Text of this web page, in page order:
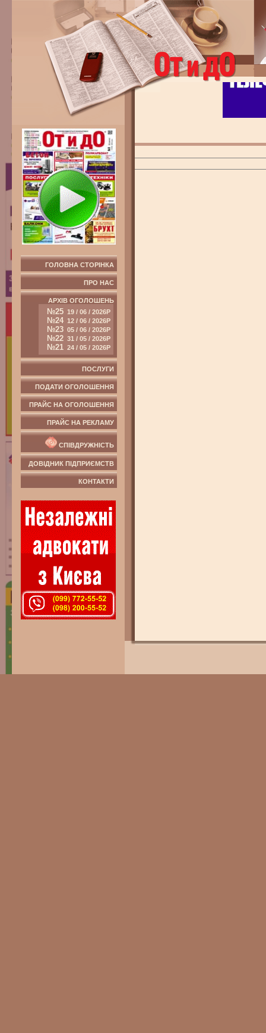
ГОЛОВНА СТОРІНКА
ПРО НАС
АРХІВ ОГОЛОШЕНЬ
№25 19 / 06 / 2026Р
№24 12 / 06 / 2026Р
№23 05 / 06 / 2026Р
№22 31 / 05 / 2026Р
№21 24 / 05 / 2026Р
ПОСЛУГИ
ПОДАТИ ОГОЛОШЕННЯ
ПРАЙС НА ОГОЛОШЕННЯ
ПРАЙС НА РЕКЛАМУ
СПІВДРУЖНІСТЬ
ДОВІДНИК ПІДПРИЄМСТВ
КОНТАКТИ